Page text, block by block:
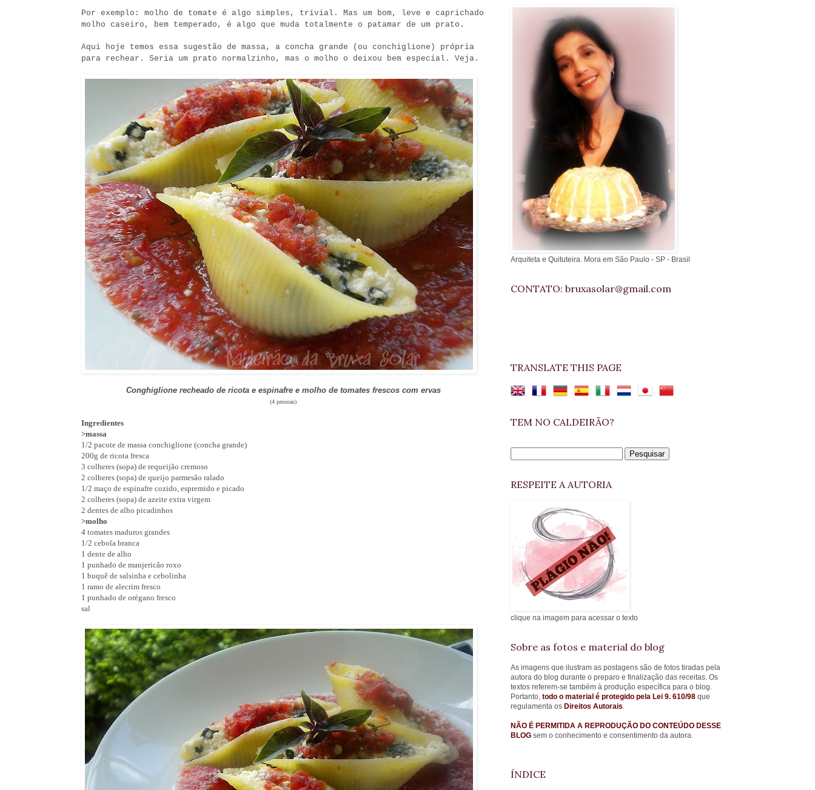
Por exemplo: molho de tomate é algo simples, trivial. Mas um bom, leve e caprichado
molho caseiro, bem temperado, é algo que muda totalmente o patamar de um prato.
Aqui hoje temos essa sugestão de massa, a concha grande (ou conchiglione) própria
para rechear. Seria um prato normalzinho, mas o molho o deixou bem especial. Veja.
Conghiglione recheado de ricota e espinafre e molho de tomates frescos com ervas
(4 pessoas)
Ingredientes
>massa
1/2 pacote de massa conchiglione (concha grande)
200g de ricota fresca
3 colheres (sopa) de requeijão cremoso
2 colheres (sopa) de queijo parmesão ralado
1/2 maço de espinafre cozido, espremido e picado
2 colheres (sopa) de azeite extra virgem
2 dentes de alho picadinhos
>molho
4 tomates maduros grandes
1/2 cebola branca
1 dente de alho
1 punhado de manjericão roxo
1 buquê de salsinha e cebolinha
1 ramo de alecrim fresco
1 punhado de orégano fresco
sal
Arquiteta e Quituteira. Mora em São Paulo - SP - Brasil
CONTATO: bruxasolar@gmail.com
TRANSLATE THIS PAGE
TEM NO CALDEIRÃO?
RESPEITE A AUTORIA
clique na imagem para acessar o texto
Sobre as fotos e material do blog
As imagens que ilustram as postagens são de fotos tiradas pela
autora do blog durante o preparo e finalização das receitas. Os
textos referem-se também à produção específica para o blog.
Portanto, todo o material é protegido pela Lei 9. 610/98 que
regulamenta os Direitos Autorais.
NÃO É PERMITIDA A REPRODUÇÃO DO CONTEÚDO DESSE
BLOG sem o conhecimento e consentimento da autora.
ÍNDICE